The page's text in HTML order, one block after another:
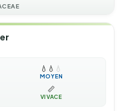
💧 💧 💧
MOYEN
📏
VIVACE